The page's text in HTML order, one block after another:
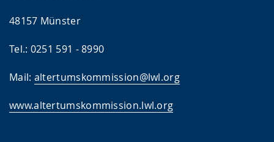
48157 Münster
Tel.: 0251 591 - 8990
Mail: altertumskommission@lwl.org
www.altertumskommission.lwl.org